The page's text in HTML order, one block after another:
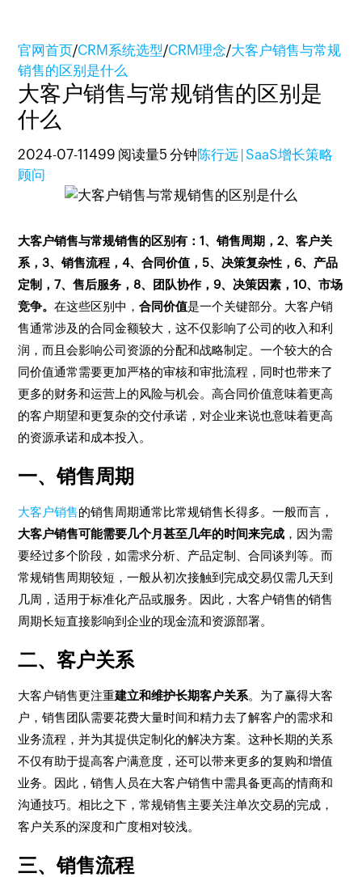
官网首页/CRM系统选型/CRM理念/大客户销售与常规
销售的区别是什么
大客户销售与常规销售的区别是
什么
2024-07-11499 阅读量5 分钟陈行远 | SaaS增长策略
顾问
大客户销售与常规销售的区别有：1、销售周期，2、客户关
系，3、销售流程，4、合同价值，5、决策复杂性，6、产品
定制，7、售后服务，8、团队协作，9、决策因素，10、市场
竞争。在这些区别中，合同价值是一个关键部分。大客户销
售通常涉及的合同金额较大，这不仅影响了公司的收入和利
润，而且会影响公司资源的分配和战略制定。一个较大的合
同价值通常需要更加严格的审核和审批流程，同时也带来了
更多的财务和运营上的风险与机会。高合同价值意味着更高
的客户期望和更复杂的交付承诺，对企业来说也意味着更高
的资源承诺和成本投入。
一、销售周期
大客户销售的销售周期通常比常规销售长得多。一般而言，
大客户销售可能需要几个月甚至几年的时间来完成 ，因为需
要经过多个阶段，如需求分析、产品定制、合同谈判等。而
常规销售周期较短，一般从初次接触到完成交易仅需几天到
几周，适用于标准化产品或服务。因此，大客户销售的销售
周期长短直接影响到企业的现金流和资源部署。
二、客户关系
大客户销售更注重建立和维护长期客户关系。为了赢得大客
户，销售团队需要花费大量时间和精力去了解客户的需求和
业务流程，并为其提供定制化的解决方案。这种长期的关系
不仅有助于提高客户满意度，还可以带来更多的复购和增值
业务。因此，销售人员在大客户销售中需具备更高的情商和
沟通技巧。相比之下，常规销售主要关注单次交易的完成，
客户关系的深度和广度相对较浅。
三、销售流程